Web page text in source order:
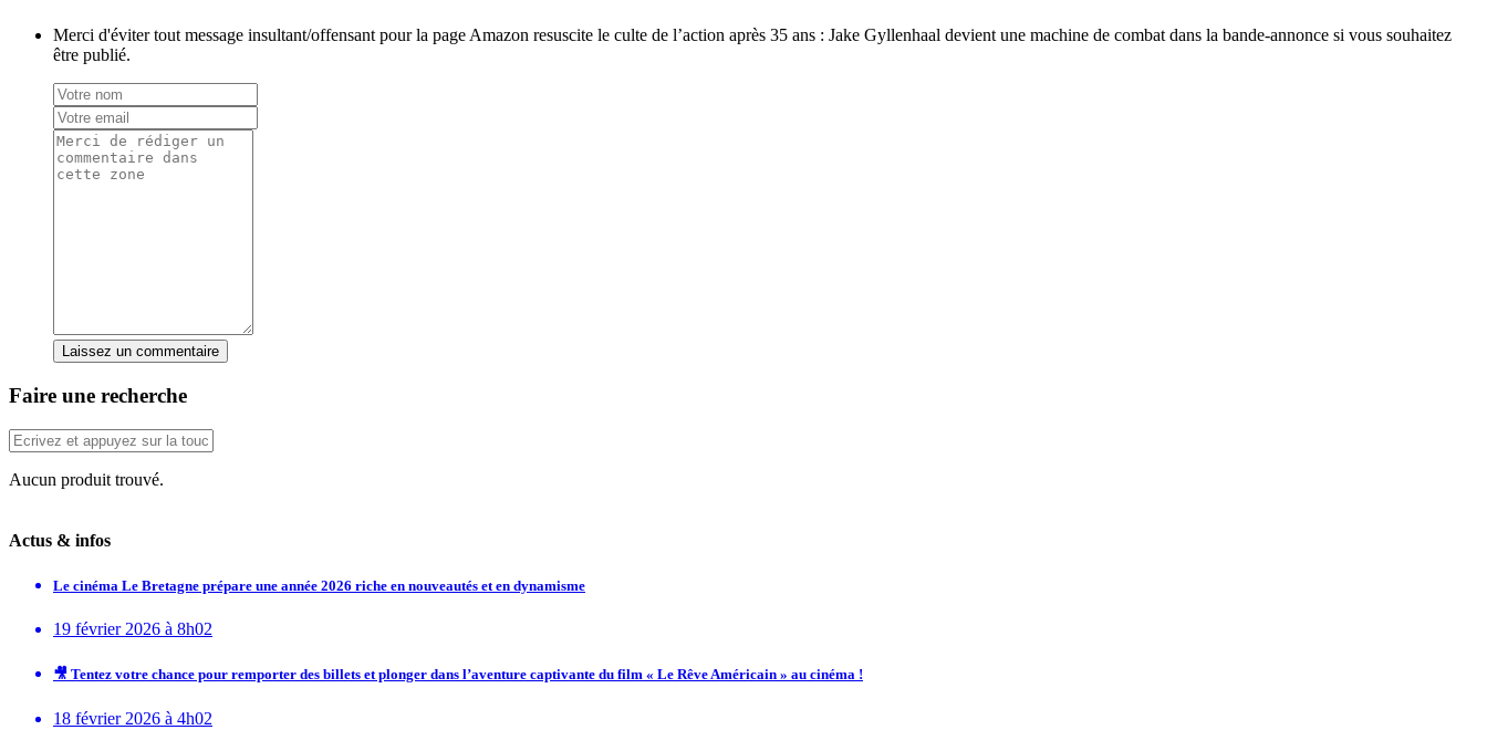
Merci d'éviter tout message insultant/offensant pour la page Amazon resuscite le culte de l’action après 35 ans : Jake Gyllenhaal devient une machine de combat dans la bande-annonce si vous souhaitez
être publié.
Laissez un commentaire
Faire une recherche
Aucun produit trouvé.
Actus & infos
Le cinéma Le Bretagne prépare une année 2026 riche en nouveautés et en dynamisme
19 février 2026 à 8h02
🎥 Tentez votre chance pour remporter des billets et plonger dans l’aventure captivante du film « Le Rêve Américain » au cinéma !
18 février 2026 à 4h02